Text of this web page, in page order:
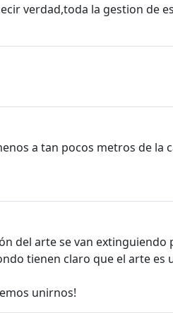
verdad,toda la gestion de
a tan pocos metros de la
del arte se van
tienen claro que el arte
unirnos!